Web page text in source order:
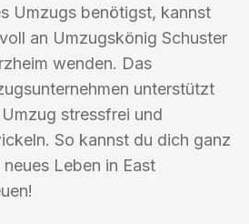
Umzugs benötigst, kannst
an Umzugskönig Schuster
wenden. Das
unterstützt
stressfrei und
So kannst du dich ganz
Leben in East